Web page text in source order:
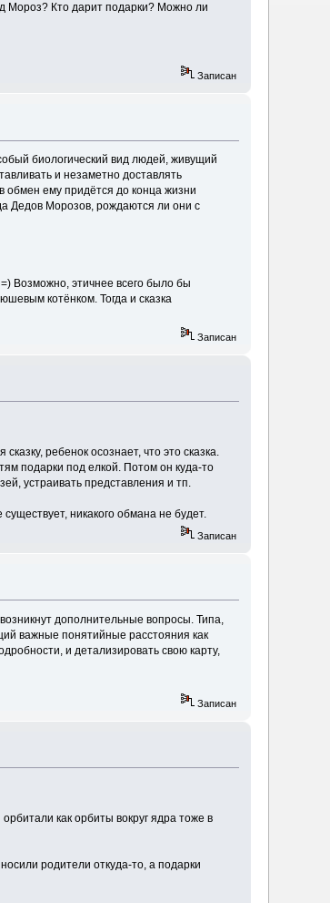
Мороз? Кто дарит подарки? Можно ли
Записан
биологический вид людей, живущий
и незаметно доставлять
обмен ему придётся до конца жизни
Дедов Морозов, рождаются ли они с
Возможно, этичнее всего было бы
котёнком. Тогда и сказка
Записан
ребенок осознает, что это сказка.
подарки под елкой. Потом он куда-то
устраивать представления и тп.
никакого обмана не будет.
Записан
дополнительные вопросы. Типа,
важные понятийные расстояния как
и детализировать свою карту,
Записан
как орбиты вокруг ядра тоже в
родители откуда-то, а подарки